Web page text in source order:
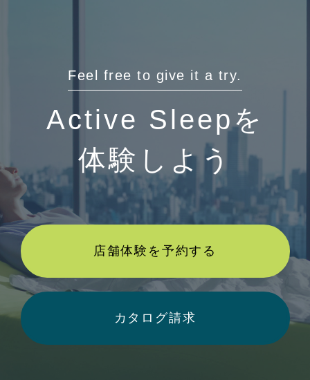
Feel free to give it a try.
Active Sleepを
体験しよう
店舗体験を予約する
カタログ請求